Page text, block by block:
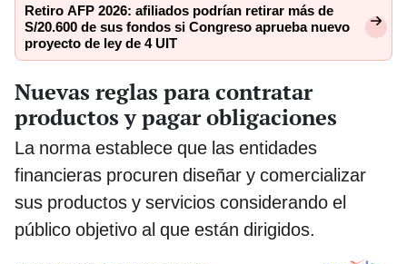
Retiro AFP 2026: afiliados podrían retirar más de
S/20.600 de sus fondos si Congreso aprueba nuevo
proyecto de ley de 4 UIT
Nuevas reglas para contratar
productos y pagar obligaciones
La norma establece que las entidades
financieras procuren diseñar y comercializar
sus productos y servicios considerando el
público objetivo al que están dirigidos.